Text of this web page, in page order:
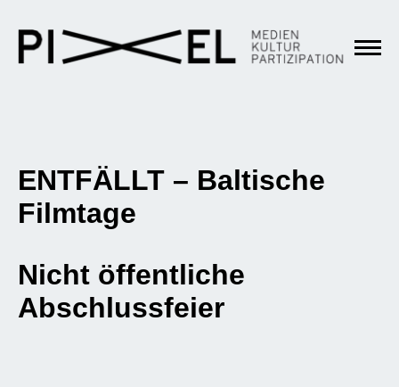
ENTFÄLLT – Baltische
Filmtage
Nicht öffentliche
Abschlussfeier